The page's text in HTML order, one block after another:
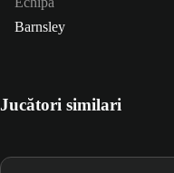
Barnsley
Jucători similari